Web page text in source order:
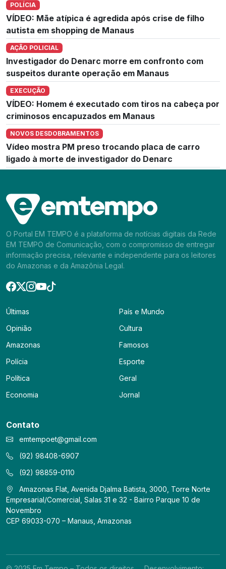
POLÍCIA
VÍDEO: Mãe atípica é agredida após crise de filho
autista em shopping de Manaus
AÇÃO POLICIAL
Investigador do Denarc morre em confronto com
suspeitos durante operação em Manaus
EXECUÇÃO
VÍDEO: Homem é executado com tiros na cabeça por
criminosos encapuzados em Manaus
NOVOS DESDOBRAMENTOS
Vídeo mostra PM preso trocando placa de carro
ligado à morte de investigador do Denarc
O Portal EM TEMPO é a plataforma de notícias digitais da Rede
EM TEMPO de Comunicação, com o compromisso de entregar
informação precisa, relevante e independente para os leitores
do Amazonas e da Amazônia Legal.
Últimas
Opinião
Amazonas
Polícia
Política
Economia
País e Mundo
Cultura
Famosos
Esporte
Geral
Jornal
Contato
emtempoet@gmail.com
(92) 98408-6907
(92) 98859-0110
Amazonas Flat, Avenida Djalma Batista, 3000, Torre Norte
Empresarial/Comercial, Salas 31 e 32 - Bairro Parque 10 de
Novembro
CEP 69033-070 – Manaus, Amazonas